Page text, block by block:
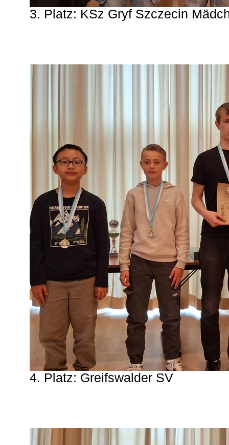
3. Platz: KSz Gryf Szczecin
4. Platz: Greifswalder SV